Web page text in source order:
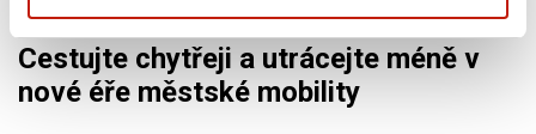
Cestujte chytřeji a utrácejte méně v
nové éře městské mobility